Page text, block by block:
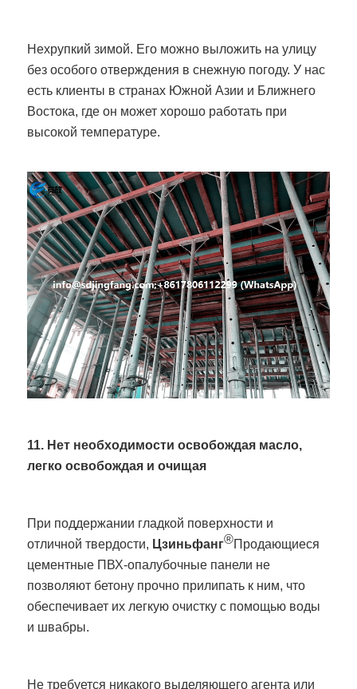
Нехрупкий зимой. Его можно выложить на улицу
без особого отверждения в снежную погоду. У нас
есть клиенты в странах Южной Азии и Ближнего
Востока, где он может хорошо работать при
высокой температуре.
11. Нет необходимости освобождая масло,
легко освобождая и очищая
При поддержании гладкой поверхности и
отличной твердости, Цзиньфанг®Продающиеся
цементные ПВХ-опалубочные панели не
позволяют бетону прочно прилипать к ним, что
обеспечивает их легкую очистку с помощью воды
и швабры.
Не требуется никакого выделяющего агента или